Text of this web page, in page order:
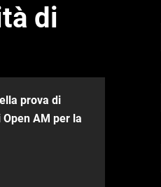
di
prova di
AM per la